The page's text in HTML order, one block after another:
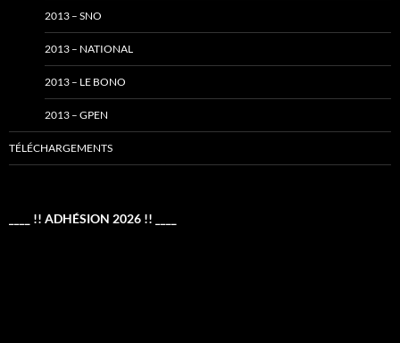
2013 – SNO
2013 – NATIONAL
2013 – LE BONO
2013 – GPEN
TÉLÉCHARGEMENTS
____ !! ADHÉSION 2026 !! ____